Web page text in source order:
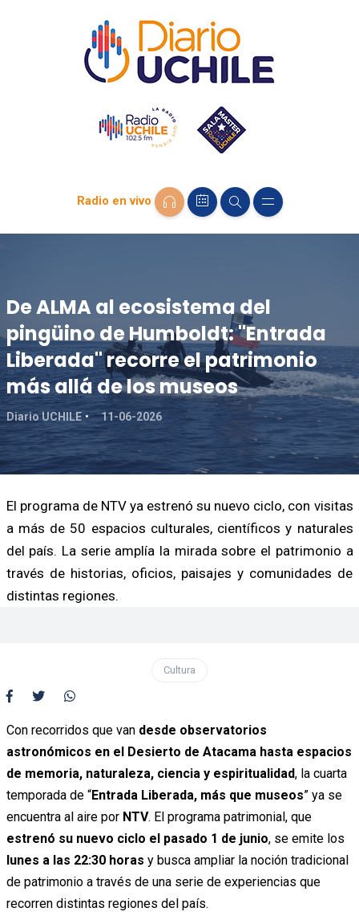
Radio en vivo
De ALMA al ecosistema del
pingüino de Humboldt: "Entrada
Liberada" recorre el patrimonio
más allá de los museos
Diario UCHILE 11-06-2026
El programa de NTV ya estrenó su nuevo ciclo, con visitas
a más de 50 espacios culturales, científicos y naturales
del país. La serie amplía la mirada sobre el patrimonio a
través de historias, oficios, paisajes y comunidades de
distintas regiones.
Cultura
Con recorridos que van desde observatorios
astronómicos en el Desierto de Atacama hasta espacios
de memoria, naturaleza, ciencia y espiritualidad, la cuarta
temporada de “Entrada Liberada, más que museos” ya se
encuentra al aire por NTV. El programa patrimonial, que
estrenó su nuevo ciclo el pasado 1 de junio, se emite los
lunes a las 22:30 horas y busca ampliar la noción tradicional
de patrimonio a través de una serie de experiencias que
recorren distintas regiones del país.